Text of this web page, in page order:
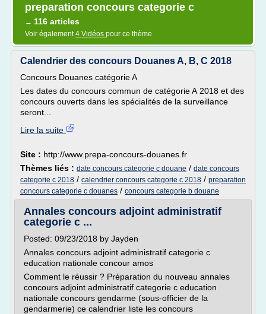
preparation concours categorie c
→ 116 articles
Voir également4 Vidéos pour ce thème
Calendrier des concours Douanes A, B, C 2018
Concours Douanes catégorie A
Les dates du concours commun de catégorie A 2018 et des
concours ouverts dans les spécialités de la surveillance
seront...
Lire la suite
Site : http://www.prepa-concours-douanes.fr
Thèmes liés : date concours categorie c douane / date concours
categorie c 2018 / calendrier concours categorie c 2018 / preparation
concours categorie c douanes / concours categorie b douane
Annales concours adjoint administratif
categorie c ...
Posted: 09/23/2018 by Jayden
Annales concours adjoint administratif categorie c
education nationale concour amos
Comment le réussir ? Préparation du nouveau annales
concours adjoint administratif categorie c education
nationale concours gendarme (sous-officier de la
gendarmerie) ce calendrier liste les concours